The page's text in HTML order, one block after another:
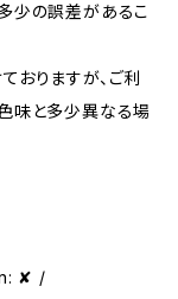
少の誤差があるこ
おりますが、ご利
味と多少異なる場
✘ /